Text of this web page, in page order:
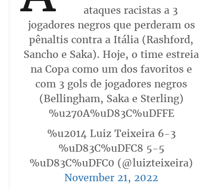
ataques racistas a 3
jogadores negros que perderam os
pênaltis contra a Itália (Rashford,
Sancho e Saka). Hoje, o time estreia
na Copa como um dos favoritos e
com 3 gols de jogadores negros
(Bellingham, Saka e Sterling)
%u270A%uD83C%uDFFE
%u2014 Luiz Teixeira 6-3
%uD83C%uDFC8 5-5
%uD83C%uDFC0 (@luizteixeira)
November 21, 2022